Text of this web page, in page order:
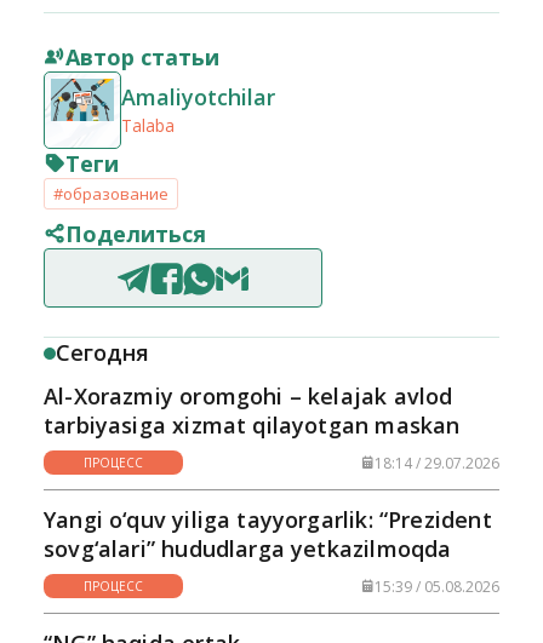
Автор статьи
Amaliyotchilar
Talaba
Теги
#образование
Поделиться
Сегодня
Al-Xorazmiy oromgohi – kelajak avlod
tarbiyasiga xizmat qilayotgan maskan
ПРОЦЕСС 18:14 / 29.07.2026
Yangi o‘quv yiliga tayyorgarlik: “Prezident
sovg‘alari” hududlarga yetkazilmoqda
ПРОЦЕСС 15:39 / 05.08.2026